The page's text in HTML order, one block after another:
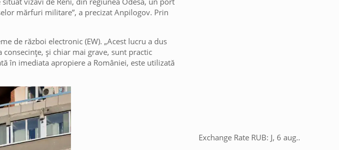
mărfuri militare”, a precizat Anpilogov. Prin
de război electronic (EW). „Acest lucru a dus
și chiar mai grave, sunt practic
în imediata apropiere a României, este utilizată
Exchange Rate RUB: J, 6 aug..